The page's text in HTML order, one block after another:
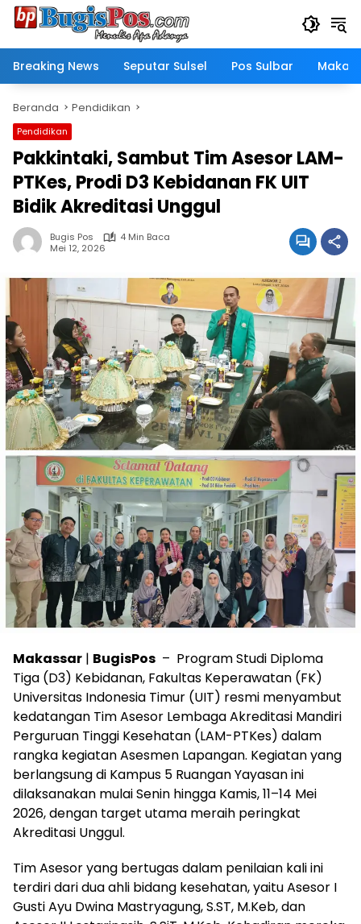
Langsung
Breaking News
Seputar Sulsel Pos Sulbar
Beranda Pendidikan
Pendidikan
Pakkintaki, Sambut Tim Asesor LAM-
PTKes, Prodi D3 Kebidanan FK UIT
Bidik Akreditasi Unggul
Bugis Pos
4 Min Baca
Mei 12, 2026
Makassar | BugisPos – Program Studi Diploma
Tiga (D3) Kebidanan, Fakultas Keperawatan (FK)
Universitas Indonesia Timur (UIT) resmi menyambut
kedatangan Tim Asesor Lembaga Akreditasi Mandiri
Perguruan Tinggi Kesehatan (LAM-PTKes) dalam
rangka kegiatan Asesmen Lapangan. Kegiatan yang
berlangsung di Kampus 5 Ruangan Yayasan ini
dilaksanakan mulai Senin hingga Kamis, 11–14 Mei
2026, dengan target utama meraih peringkat
Akreditasi Unggul.
Tim Asesor yang bertugas dalam penilaian kali ini
terdiri dari dua ahli bidang kesehatan, yaitu Asesor I
Gusti Ayu Dwina Mastryagung, S.ST, M.Keb, dan